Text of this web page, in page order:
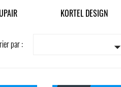
KORTEL DESIGN
par : 